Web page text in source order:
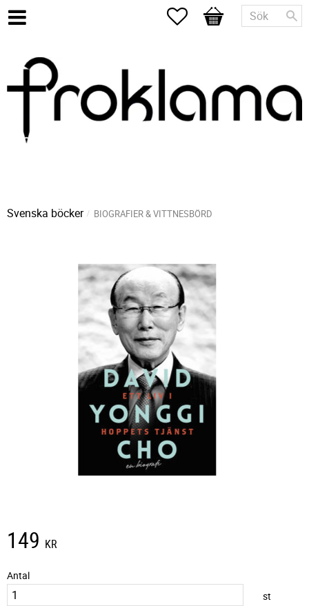
Favoriter
Kundvagn
Svenska böcker BIOGRAFIER & VITTNESBÖRD
149 KR
Antal
st